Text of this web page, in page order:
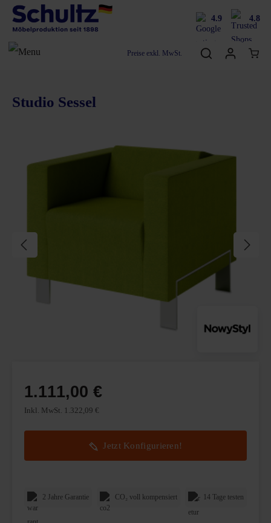
4.9 4.8
Preise exkl. MwSt.
Studio Sessel
2 Jahre Garantie CO₂ voll kompensiert 14 Tage testen
1.111,00 €
Inkl. MwSt. 1.322,09 €
Jetzt Konfigurieren!